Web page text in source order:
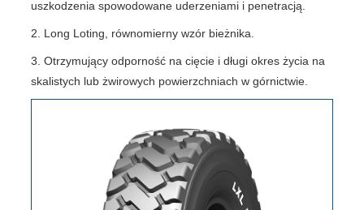
uszkodzenia spowodowane uderzeniami i penetracją.
2. Long Loting, równomierny wzór bieżnika.
3. Otrzymujący odporność na cięcie i długi okres życia na
skalistych lub żwirowych powierzchniach w górnictwie.